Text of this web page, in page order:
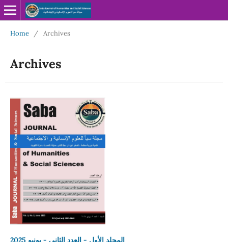
Home / Archives
Archives
المجلد الأول - العدد الثاني - يونيو 2025